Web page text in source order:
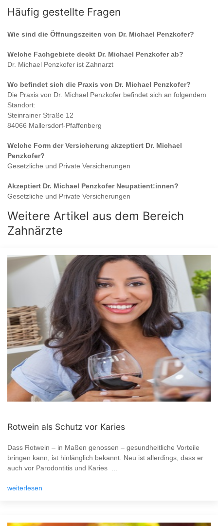
Häufig gestellte Fragen
Wie sind die Öffnungszeiten von Dr. Michael Penzkofer?
Welche Fachgebiete deckt Dr. Michael Penzkoferab?
Dr. Michael Penzkofer ist Zahnarzt
Wo befindet sich die Praxis von Dr. Michael Penzkofer?
Die Praxis von Dr. Michael Penzkofer befindet sich an folgendem
Standort:
Steinrainer Straße 12
84066 Mallersdorf-Pfaffenberg
Welche Form der Versicherung akzeptiert Dr. Michael
Penzkofer?
Gesetzliche und Private Versicherungen
Akzeptiert Dr. Michael PenzkoferNeupatient:innen?
Gesetzliche und Private Versicherungen
Weitere Artikel aus dem Bereich
Zahnärzte
Rotwein als Schutz vor Karies
Dass Rotwein – in Maßen genossen – gesundheitliche Vorteile
bringen kann, ist hinlänglich bekannt. Neu ist allerdings, dass er
auch vor Parodontitis und Karies ...
weiterlesen